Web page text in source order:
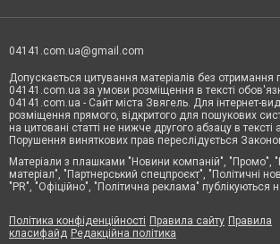
04141.com.ua@gmail.com
Допускається цитування матеріалів без отримання
04141.com.ua за умови розміщення в тексті
04141.com.ua - Сайт міста Звягель. Для інтернет-
розміщення прямого, відкритого для пошукових
на цитовані статті не нижче другого абзацу в
Порушення виняткових прав переслідується
Матеріали з плашками "Новини компаній", "Промо",
матеріал", "Партнерський спецпроєкт", "Політичні
"PR", "Офіційно", "Політична реклама" публікуються
Політика конфіденційності Правила сайту Правила
класифайд Редакційна політика